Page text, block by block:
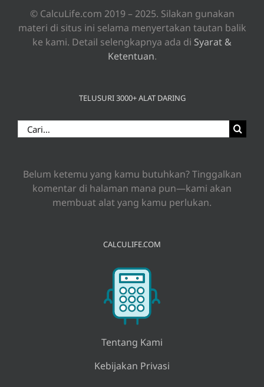
© CalcuLife.com 2019 – 2025. Silakan gunakan
materi di situs ini selama menyertakan tautan balik
ke kami. Detail selengkapnya ada di Syarat &
Ketentuan.
TELUSURI 3000+ ALAT DARING
Search
for:
Belum ketemu yang kamu butuhkan? Tinggalkan
komentar di halaman mana pun—kami akan
membuat alat yang kamu perlukan.
CALCULIFE.COM
Tentang Kami
Kebijakan Privasi